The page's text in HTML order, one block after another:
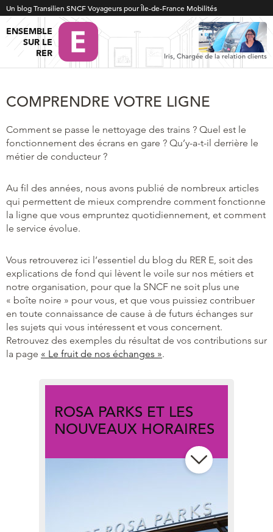
Un blog Transilien SNCF Voyageurs pour Île-de-France Mobilités
ENSEMBLE
SUR LE
RER
Iris, Chargée de la relation clients
COMPRENDRE VOTRE LIGNE
Comment se passe le nettoyage des trains ? Quel est le
fonctionnement des écrans en gare ? Qu’y-a-t-il derrière le
métier de conducteur ?
Au fil des années, nous avons publié de nombreux articles
qui permettent de mieux comprendre comment fonctionne
la ligne que vous empruntez quotidiennement, et comment
le service évolue.
Vous retrouverez ici l’essentiel du blog du RER E, soit des
explications de fond qui lèvent le voile sur nos métiers et
notre organisation, pour que la SNCF ne soit plus une
« boîte noire » pour vous, et que vous puissiez contribuer
en toute connaissance de cause à de futurs échanges sur
les sujets qui vous intéressent et vous concernent.
Retrouvez des exemples du résultat de vos contributions sur
la page « Le fruit de nos échanges ».
ROSA PARKS ET LES
NOUVEAUX HORAIRES
changements d’horaires – salués
par les uns, critiqués par d’autres –
de décembre 2015